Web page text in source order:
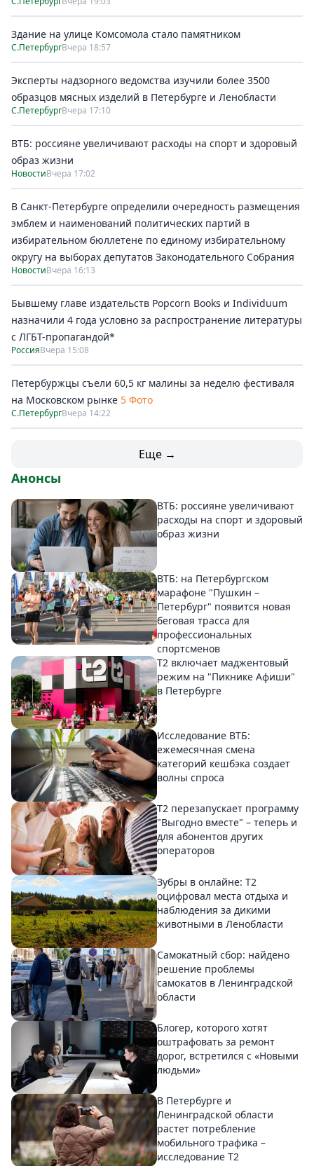
Здание на улице Комсомола стало памятником
С.ПетербургВчера 18:57
Эксперты надзорного ведомства изучили более 3500
образцов мясных изделий в Петербурге и Ленобласти
С.ПетербургВчера 17:10
ВТБ: россияне увеличивают расходы на спорт и здоровый
образ жизни
НовостиВчера 17:02
В Санкт-Петербурге определили очередность размещения
эмблем и наименований политических партий в
избирательном бюллетене по единому избирательному
округу на выборах депутатов Законодательного Собрания
НовостиВчера 16:13
Бывшему главе издательств Popcorn Books и Individuum
назначили 4 года условно за распространение литературы
с ЛГБТ-пропагандой*
РоссияВчера 15:08
Петербуржцы съели 60,5 кг малины за неделю фестиваля
на Московском рынке 5 Фото
С.ПетербургВчера 14:22
Еще →
Анонсы
ВТБ: россияне увеличивают
расходы на спорт и здоровый
образ жизни
ВТБ: на Петербургском
марафоне "Пушкин –
Петербург" появится новая
беговая трасса для
профессиональных
спортсменов
Т2 включает маджентовый
режим на "Пикнике Афиши"
в Петербурге
Исследование ВТБ:
ежемесячная смена
категорий кешбэка создает
волны спроса
Т2 перезапускает программу
"Выгодно вместе" – теперь и
для абонентов других
операторов
Зубры в онлайне: Т2
оцифровал места отдыха и
наблюдения за дикими
животными в Ленобласти
Самокатный сбор: найдено
решение проблемы
самокатов в Ленинградской
области
Блогер, которого хотят
оштрафовать за ремонт
дорог, встретился с «Новыми
людьми»
В Петербурге и
Ленинградской области
растет потребление
мобильного трафика –
исследование T2